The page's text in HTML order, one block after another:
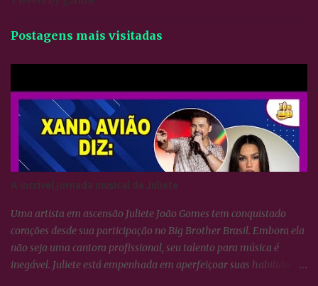
Postagens mais visitadas
A incrível jornada musical de Juliete
Uma artista em ascensão Juliete João Gomes tem conquistado
corações desde sua participação no Big Brother Brasil. Embora ela
não seja uma cantora profissional, seu talento para música é
inegável. Juliete está empenhada em aperfeiçoar suas habilidades